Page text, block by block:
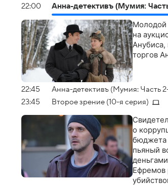
22:00
Анна-детективъ (Мумия:
Молодой
на
Анубиса,
торгов
22:45
Анна-детективъ (Мумия: Часть
23:45
Второе зрение (10-я серия)
о
бюджета
пьяный
Ефремов